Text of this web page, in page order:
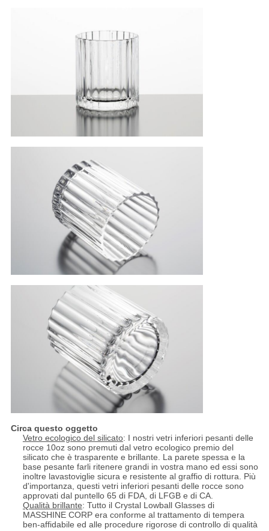
Circa questo oggetto
Vetro ecologico del silicato: I nostri vetri inferiori pesanti delle
rocce 10oz sono premuti dal vetro ecologico premio del
silicato che è trasparente e brillante. La parete spessa e la
base pesante farli ritenere grandi in vostra mano ed essi sono
inoltre lavastoviglie sicura e resistente al graffio di rottura. Più
d'importanza, questi vetri inferiori pesanti delle rocce sono
approvati dal puntello 65 di FDA, di LFGB e di CA.
Qualità brillante: Tutto il Crystal Lowball Glasses di
MASSHINE CORP era conforme al trattamento di tempera
ben-affidabile ed alle procedure rigorose di controllo di qualità